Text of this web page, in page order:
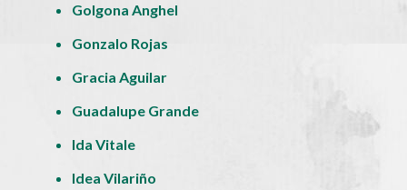
Golgona Anghel
Gonzalo Rojas
Gracia Aguilar
Guadalupe Grande
Ida Vitale
Idea Vilariño